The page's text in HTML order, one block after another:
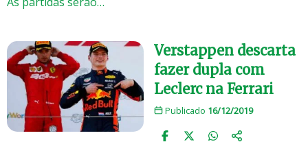
Verstappen descarta
fazer dupla com
Leclerc na Ferrari
Publicado 16/12/2019